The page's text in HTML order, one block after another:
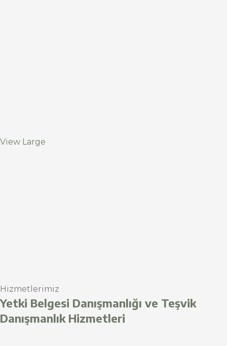
View Large
Hizmetlerimiz
Yetki Belgesi Danışmanlığı ve Teşvik
Danışmanlık Hizmetleri